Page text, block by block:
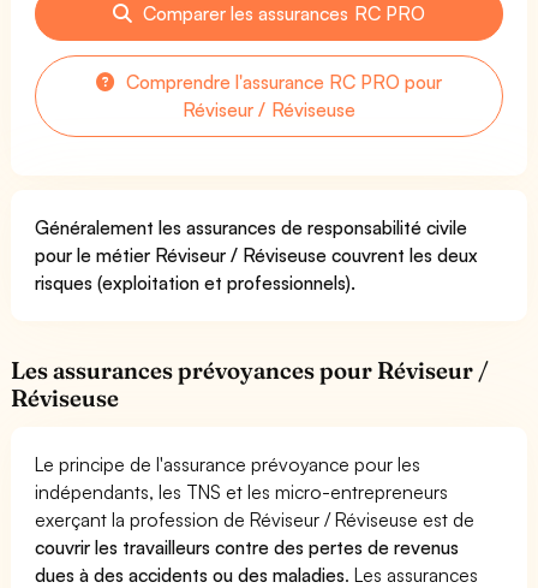
Comparer les assurances RC PRO
Comprendre l'assurance RC PRO pour
Réviseur / Réviseuse
Généralement les assurances de responsabilité civile
pour le métier Réviseur / Réviseuse couvrent les deux
risques (exploitation et professionnels).
Les assurances prévoyances pour Réviseur /
Réviseuse
Le principe de l'assurance prévoyance pour les
indépendants, les TNS et les micro-entrepreneurs
exerçant la profession de Réviseur / Réviseuse est de
couvrir les travailleurs contre des pertes de revenus
dues à des accidents ou des maladies. Les assurances